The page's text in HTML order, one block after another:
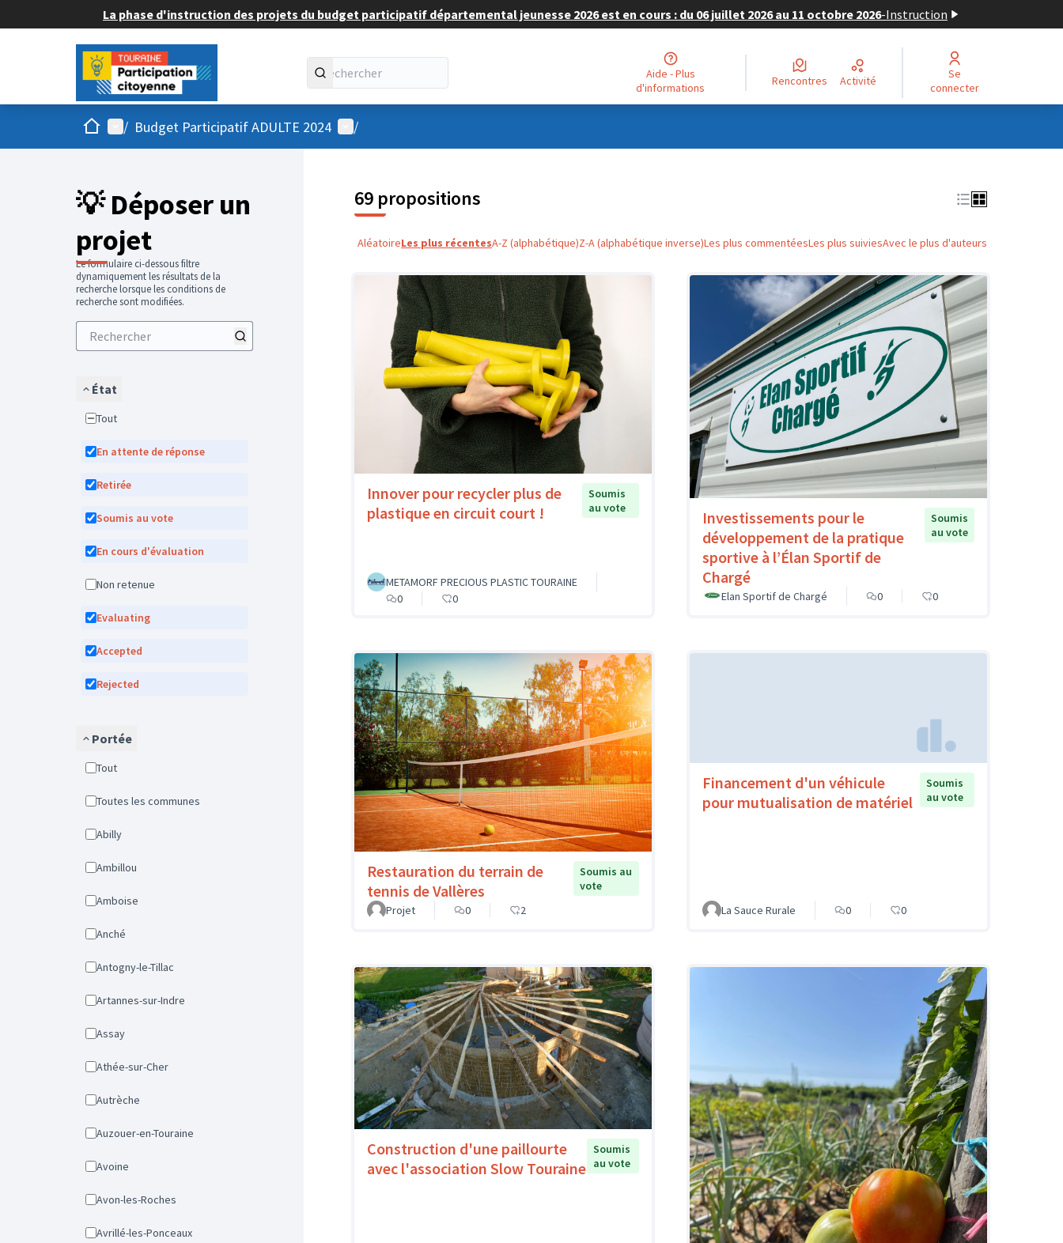
La phase d'instruction des projets du budget participatif départemental jeunesse 2026 est en cours : du 06 juillet 2026 au 11 octobre 2026-Instruction
Aide - Plus
d'informations
Rencontres Activité
Se
connecter
AccueilMenu principal
/ Budget Participatif ADULTE 2024 Menu utilisateur
/
💡 Déposer un
projet
Le formulaire ci-dessous filtre
dynamiquement les résultats de la
recherche lorsque les conditions de
recherche sont modifiées.
État
Tout
En attente de réponse
Retirée
Soumis au vote
En cours d'évaluation
Non retenue
Evaluating
Accepted
Rejected
Portée
Tout
Toutes les communes
Abilly
Ambillou
Amboise
Anché
Antogny-le-Tillac
Artannes-sur-Indre
Assay
Athée-sur-Cher
Autrèche
Auzouer-en-Touraine
Avoine
Avon-les-Roches
Avrillé-les-Ponceaux
69 propositions
AléatoireLes plus récentesA-Z (alphabétique)Z-A (alphabétique inverse)Les plus commentéesLes plus suiviesAvec le plus d'auteurs
Innover pour recycler plus de
plastique en circuit court !
Soumis
au vote
METAMORF PRECIOUS PLASTIC TOURAINE
0
0
Investissements pour le
développement de la pratique
sportive à l’Élan Sportif de
Chargé
Soumis
au vote
Elan Sportif de Chargé 0 0
Restauration du terrain de
tennis de Vallères
Soumis au
vote
Projet
0 2
Financement d'un véhicule
pour mutualisation de matériel
Soumis
au vote
La Sauce Rurale 0 0
Construction d'une paillourte
avec l'association Slow Touraine
Soumis
au vote